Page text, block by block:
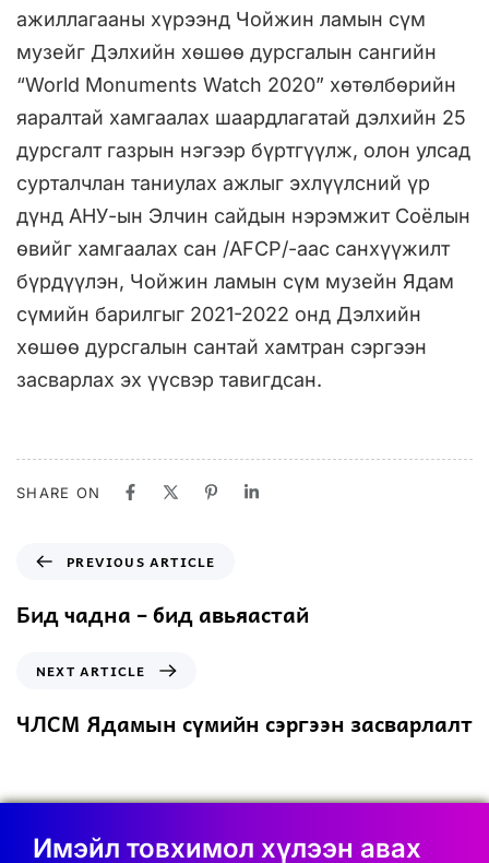
ажиллагааны хүрээнд Чойжин ламын сүм
музейг Дэлхийн хөшөө дурсгалын сангийн
“World Monuments Watch 2020” хөтөлбөрийн
яаралтай хамгаалах шаардлагатай дэлхийн 25
дурсгалт газрын нэгээр бүртгүүлж, олон улсад
сурталчлан таниулах ажлыг эхлүүлсний үр
дүнд АНУ-ын Элчин сайдын нэрэмжит Соёлын
өвийг хамгаалах сан /AFCP/-аас санхүүжилт
бүрдүүлэн, Чойжин ламын сүм музейн Ядам
сүмийн барилгыг 2021-2022 онд Дэлхийн
хөшөө дурсгалын сантай хамтран сэргээн
засварлах эх үүсвэр тавигдсан.
SHARE ON
PREVIOUS ARTICLE
Бид чадна – бид авьяастай
NEXT ARTICLE
ЧЛСМ Ядамын сүмийн сэргээн засварлалт
Имэйл товхимол хүлээн авах